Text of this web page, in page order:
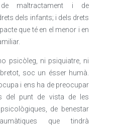
maltractament i de
dels infants; i dels drets
que té en el menor i en
psicòleg, ni psiquiatre, ni
soc un ésser humà.
i ens ha de preocupar
del punt de vista de les
de benestar
que tindrà